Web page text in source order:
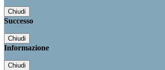
Chiudi
Successo
Chiudi
Informazione
Chiudi